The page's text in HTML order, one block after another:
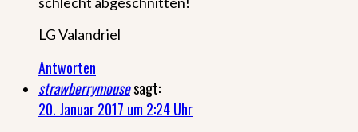
LG Valandriel
Antworten
strawberrymousesagt:
20. Januar 2017 um 2:24 Uhr